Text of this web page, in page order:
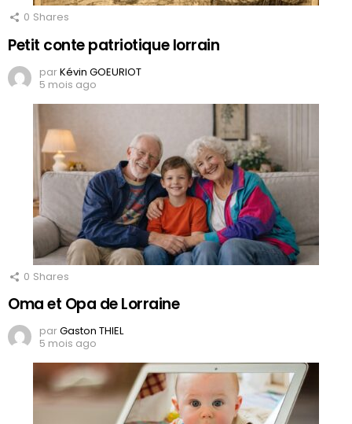
0 Shares
Petit conte patriotique lorrain
parKévin GOEURIOT
5 mois ago
0 Shares
Oma et Opa de Lorraine
parGaston THIEL
5 mois ago